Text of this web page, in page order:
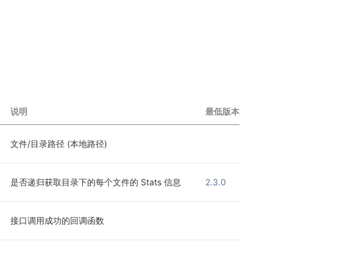
说明 最低版本
文件/目录路径 (本地路径)
是否递归获取目录下的每个文件的 Stats 信息 2.3.0
接口调用成功的回调函数